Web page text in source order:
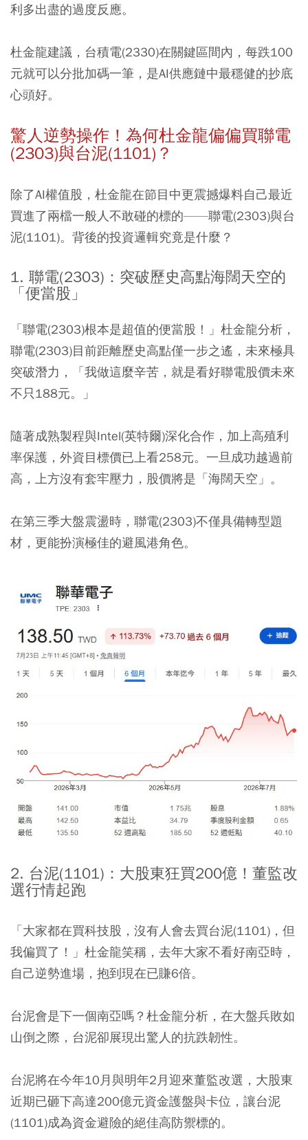
利多出盡的過度反應。
杜金龍建議，台積電(2330)在關鍵區間內，每跌100
元就可以分批加碼一筆，是AI供應鏈中最穩健的抄底
心頭好。
驚人逆勢操作！為何杜金龍偏偏買聯電
(2303)與台泥(1101)？
除了AI權值股，杜金龍在節目中更震撼爆料自己最近
買進了兩檔一般人不敢碰的標的——聯電(2303)與台
泥(1101)。背後的投資邏輯究竟是什麼？
1. 聯電(2303)：突破歷史高點海闊天空的
「便當股」
「聯電(2303)根本是超值的便當股！」杜金龍分析，
聯電(2303)目前距離歷史高點僅一步之遙，未來極具
突破潛力，「我做這麼辛苦，就是看好聯電股價未來
不只188元。」
隨著成熟製程與Intel(英特爾)深化合作，加上高殖利
率保護， 外資目標價已上看258元。 一旦成功越過前
高，上方沒有套牢壓力，股價將是「海闊天空」。
在第三季大盤震盪時，聯電(2303)不僅具備轉型題
材，更能扮演極佳的避風港角色。
2. 台泥(1101)：大股東狂買200億！董監改
選行情起跑
「大家都在買科技股，沒有人會去買台泥(1101)，但
我偏買了！」杜金龍笑稱，去年大家不看好南亞時，
自己逆勢進場，抱到現在已賺6倍。
台泥會是下一個南亞嗎？杜金龍分析，在大盤兵敗如
山倒之際，台泥卻展現出驚人的抗跌韌性。
台泥將在今年10月與明年2月迎來董監改選，大股東
近期已砸下高達200億元資金護盤與卡位，讓台泥
(1101)成為資金避險的絕佳高防禦標的。